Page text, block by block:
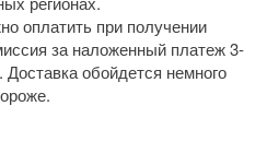
оплатить при получении
за наложенный платеж 3-
Доставка обойдется немного